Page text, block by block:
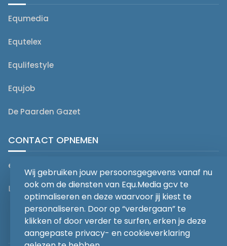
Equmedia
Equtelex
Equlifestyle
Equjob
De Paarden Gazet
CONTACT OPNEMEN
editorial@equmedia.be
Langendamdreef 22 9880 Aalter België
Wij gebruiken jouw persoonsgegevens vanaf nu
ook om de diensten van Equ.Media gcv te
optimaliseren en deze waarvoor jij kiest te
personaliseren. Door op “verdergaan” te
klikken of door verder te surfen, erken je deze
aangepaste privacy- en cookieverklaring